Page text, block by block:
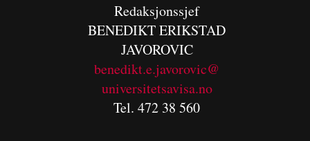
Redaksjonssjef
BENEDIKTERIKSTAD
JAVOROVIC
benedikt.e.javorovic@
universitetsavisa.no
Tel. 472 38 560